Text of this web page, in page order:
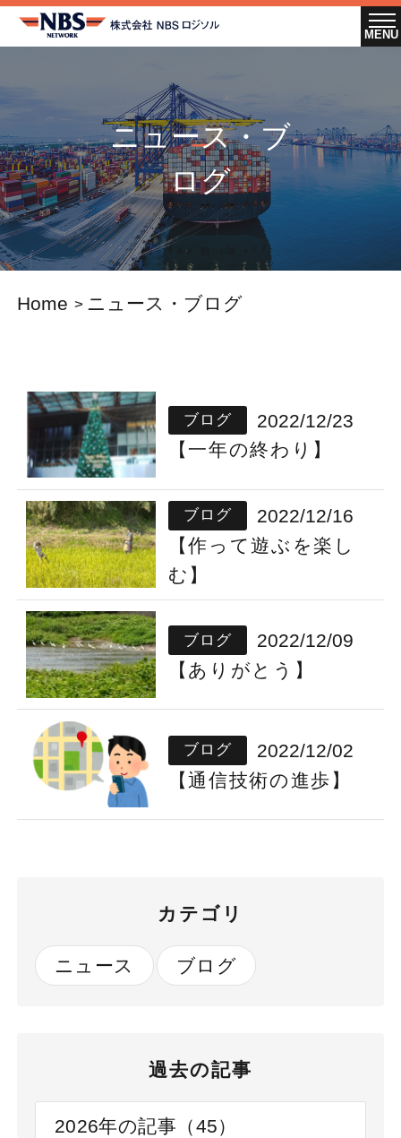
ニュース・ブ
ログ
Home ニュース・ブログ
ブログ
2022/12/23
【一年の終わり】
ブログ
2022/12/16
【作って遊ぶを楽し
む】
ブログ
2022/12/09
【ありがとう】
ブログ
2022/12/02
【通信技術の進歩】
カテゴリ
ニュース ブログ
過去の記事
2026年の記事（45）